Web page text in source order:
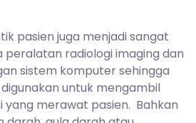
pasien juga menjadi sangat
radiologi imaging dan
sistem komputer sehingga
untuk mengambil
yang merawat pasien. Bahkan